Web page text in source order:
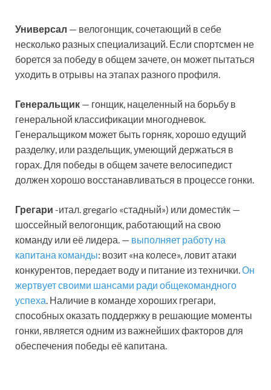
Универсал — велогонщик, сочетающий в себе
несколько разных специализаций. Если спортсмен не
борется за победу в общем зачете, он может пытаться
уходить в отрывы на этапах разного профиля.
Генеральщик — гонщик, нацеленный на борьбу в
генеральной классификации многодневок.
Генеральщиком может быть горняк, хорошо едущий
разделку, или раздельщик, умеющий держаться в
горах. Для победы в общем зачете велосипедист
должен хорошо восстанавливаться в процессе гонки.
Грегари -итал. gregario «стадный») или домести́к —
шоссейный велогонщик, работающий на свою
команду или её лидера. — выполняет работу на
капитана команды: возит «на колесе», ловит атаки
конкурентов, передает воду и питание из технички.Он
жертвует своими шансами ради общекомандного
успеха. Наличие в команде хороших грегари,
способных оказать поддержку в решающие моменты
гонки, является одним из важнейших факторов для
обеспечения победы её капитана.